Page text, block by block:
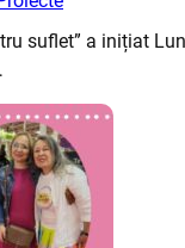
suflet” a inițiat